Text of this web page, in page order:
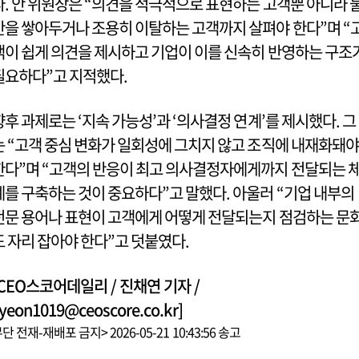
을 쌓아두거나 조용히 이탈하는 고객까지 살펴야 한다”며 “
이 쉽게 의견을 제시하고 기업이 이를 신속히 반영하는 구조
요하다”고 지적했다.
과제로는 ‘지속 가능성’과 ‘의사결정 연계’를 제시했다. 그
“고객 중심 변화가 일회성에 그치지 않고 조직에 내재화돼야
다”며 “고객의 반응이 최고 의사결정자에게까지 전달되는
를 구축하는 것이 중요하다”고 말했다. 아울러 “기업 내부의
문 용어나 표현이 고객에게 어떻게 전달되는지 점검하는 문
자리 잡아야 한다”고 덧붙였다.
스코어데일리 / 진채연 기자 /
전재-재배포 금지> 2026-05-21 10:43:56 송고